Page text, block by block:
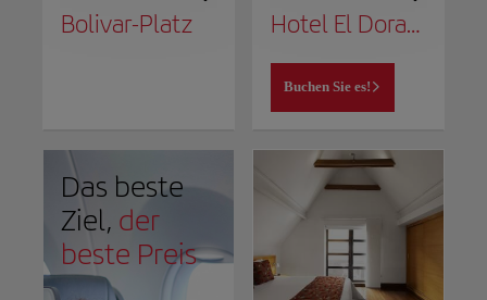
Bolivar-Platz Hotel El Dorado Bogota
Buchen Sie es!
Das beste
Ziel, der
beste Preis